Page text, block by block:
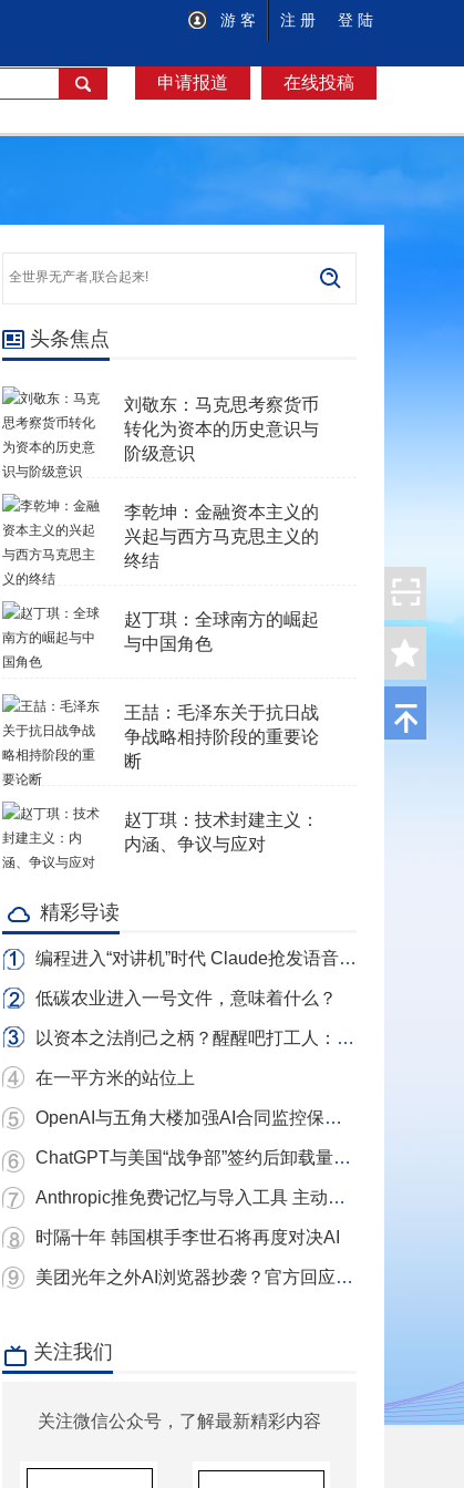
游 客 注 册 登 陆
申请报道 在线投稿
头条焦点
刘敬东：马克思考察货币
转化为资本的历史意识与
阶级意识
李乾坤：金融资本主义的
兴起与西方马克思主义的
终结
赵丁琪：全球南方的崛起
与中国角色
王喆：毛泽东关于抗日战
争战略相持阶段的重要论
断
赵丁琪：技术封建主义：
内涵、争议与应对
精彩导读
编程进入“对讲机”时代 Claude抢发语音写代码 转录Token全免费
低碳农业进入一号文件，意味着什么？
以资本之法削己之柄？醒醒吧打工人：别用镣铐当武器，我们要的是砸碎镣铐的铁锤！
在一平方米的站位上
OpenAI与五角大楼加强AI合同监控保护条款
ChatGPT与美国“战争部”签约后卸载量单日激增近三倍 Claude下载量飙升
Anthropic推免费记忆与导入工具 主动挖角ChatGPT用户
时隔十年 韩国棋手李世石将再度对决AI
美团光年之外AI浏览器抄袭？官方回应：充分尊重和理解原作者 已移除相关项目
关注我们
关注微信公众号，了解最新精彩内容